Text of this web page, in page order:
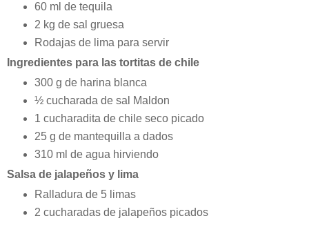
60 ml de tequila
2 kg de sal gruesa
Rodajas de lima para servir
Ingredientes para las tortitas de chile
300 g de harina blanca
½ cucharada de sal Maldon
1 cucharadita de chile seco picado
25 g de mantequilla a dados
310 ml de agua hirviendo
Salsa de jalapeños y lima
Ralladura de 5 limas
2 cucharadas de jalapeños picados